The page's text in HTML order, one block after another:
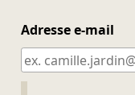
Adresse e-mail